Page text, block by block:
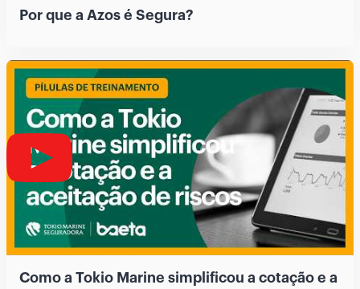
Por que a Azos é Segura?
Como a Tokio Marine simplificou a cotação e a